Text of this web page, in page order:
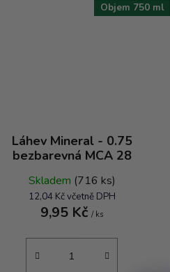
Láhev Mineral - 0.75
bezbarevná MCA 28
Skladem (716 ks)
12,04 Kč včetně DPH
9,95 Kč/ ks
Objem 750 ml